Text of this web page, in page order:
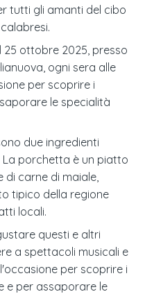
tutti gli amanti del cibo
ottobre 2025, presso
ogni sera alle
per scoprire i
le specialità
due ingredienti
porchetta è un piatto
carne di maiale,
tipico della regione
locali.
questi e altri
a spettacoli musicali e
per scoprire i
e per assaporare le